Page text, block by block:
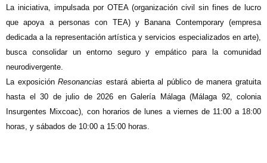
La iniciativa, impulsada por OTEA (organización civil sin fines de lucro
que apoya a personas con TEA) y Banana Contemporary (empresa
dedicada a la representación artística y servicios especializados en arte),
busca consolidar un entorno seguro y empático para la comunidad
neurodivergente.
La exposiciónResonancias estará abierta al público de manera gratuita
hasta el 30 de julio de 2026 en Galería Málaga (Málaga 92, colonia
Insurgentes Mixcoac), con horarios de lunes a viernes de 11:00 a 18:00
horas, y sábados de 10:00 a 15:00 horas.